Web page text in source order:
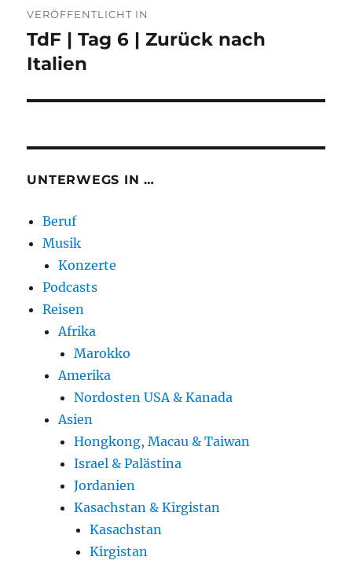
VERÖFFENTLICHT IN
TdF | Tag 6 | Zurück nach
Italien
UNTERWEGS IN …
Beruf
Musik
Konzerte
Podcasts
Reisen
Afrika
Marokko
Amerika
Nordosten USA & Kanada
Asien
Hongkong, Macau & Taiwan
Israel & Palästina
Jordanien
Kasachstan & Kirgistan
Kasachstan
Kirgistan